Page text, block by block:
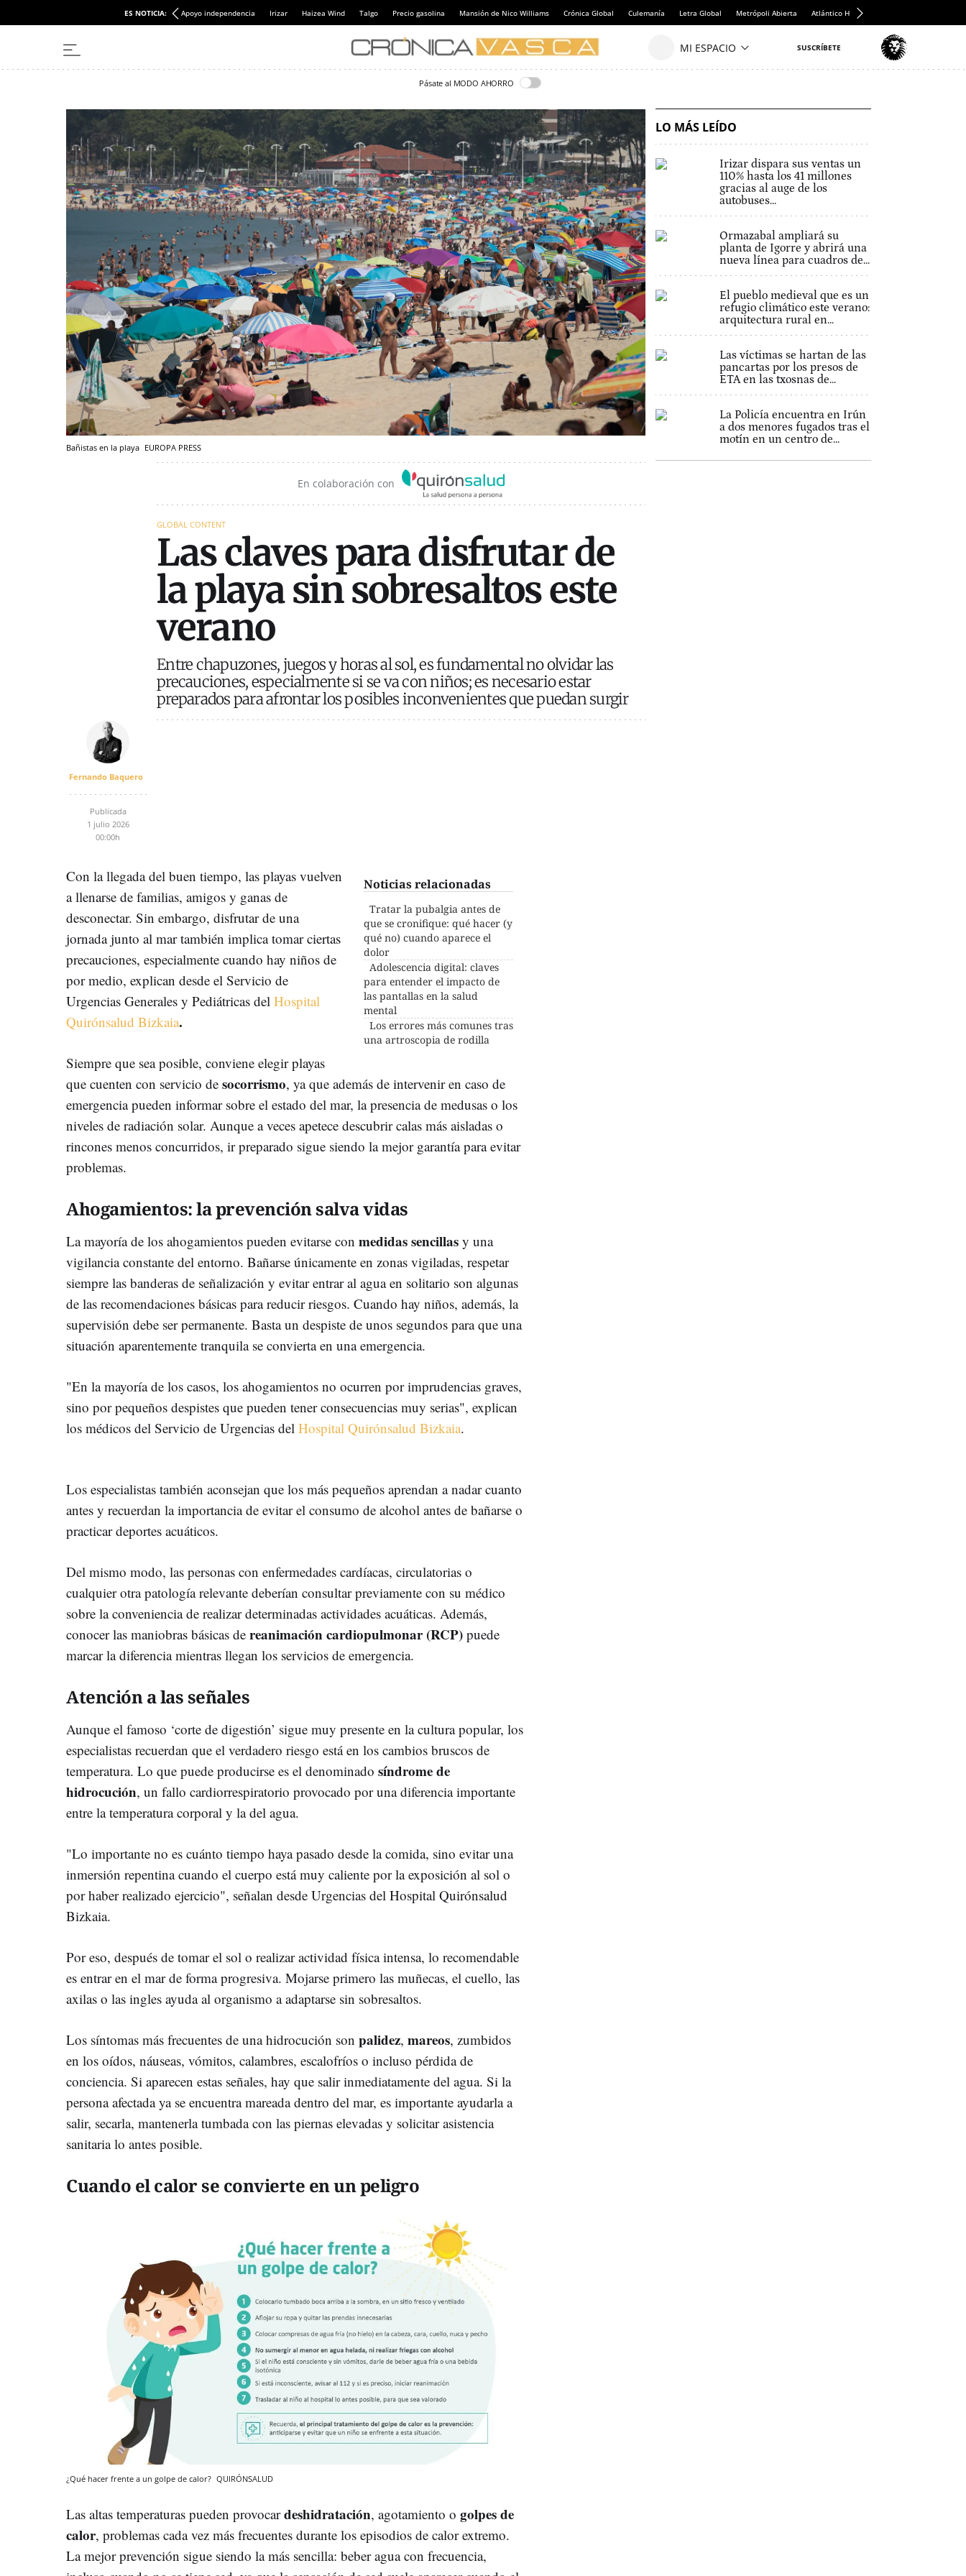
ES NOTICIA: Apoyo independencia Irizar Haizea Wind Talgo Precio gasolina Mansión de Nico Williams Crónica Global Culemanía Letra Global Metrópoli Abierta Atlántico Hoy
Pásate al MODO AHORRO
Bañistas en la playa EUROPA PRESS
En colaboración con
GLOBAL CONTENT
Las claves para disfrutar de
la playa sin sobresaltos este
verano
Entre chapuzones, juegos y horas al sol, es fundamental no olvidar las
precauciones, especialmente si se va con niños; es necesario estar
preparados para afrontar los posibles inconvenientes que puedan surgir
Fernando Baquero
Publicada
1 julio 2026
00:00h
Noticias relacionadas
Tratar la pubalgia antes de
que se cronifique: qué hacer (y
qué no) cuando aparece el
dolor
Adolescencia digital: claves
para entender el impacto de
las pantallas en la salud
mental
Los errores más comunes tras
una artroscopia de rodilla
Con la llegada del buen tiempo, las playas vuelven
a llenarse de familias, amigos y ganas de
desconectar. Sin embargo, disfrutar de una
jornada junto al mar también implica tomar ciertas
precauciones, especialmente cuando hay niños de
por medio, explican desde el Servicio de
Urgencias Generales y Pediátricas del Hospital
Quirónsalud Bizkaia.
Siempre que sea posible, conviene elegir playas
que cuenten con servicio de socorrismo, ya que además de intervenir en caso de
emergencia pueden informar sobre el estado del mar, la presencia de medusas o los
niveles de radiación solar. Aunque a veces apetece descubrir calas más aisladas o
rincones menos concurridos, ir preparado sigue siendo la mejor garantía para evitar
problemas.
Ahogamientos: la prevención salva vidas
La mayoría de los ahogamientos pueden evitarse con medidas sencillas y una
vigilancia constante del entorno. Bañarse únicamente en zonas vigiladas, respetar
siempre las banderas de señalización y evitar entrar al agua en solitario son algunas
de las recomendaciones básicas para reducir riesgos. Cuando hay niños, además, la
supervisión debe ser permanente. Basta un despiste de unos segundos para que una
situación aparentemente tranquila se convierta en una emergencia.
"En la mayoría de los casos, los ahogamientos no ocurren por imprudencias graves,
sino por pequeños despistes que pueden tener consecuencias muy serias", explican
los médicos del Servicio de Urgencias del Hospital Quirónsalud Bizkaia.
Los especialistas también aconsejan que los más pequeños aprendan a nadar cuanto
antes y recuerdan la importancia de evitar el consumo de alcohol antes de bañarse o
practicar deportes acuáticos.
Del mismo modo, las personas con enfermedades cardíacas, circulatorias o
cualquier otra patología relevante deberían consultar previamente con su médico
sobre la conveniencia de realizar determinadas actividades acuáticas. Además,
conocer las maniobras básicas de reanimación cardiopulmonar (RCP) puede
marcar la diferencia mientras llegan los servicios de emergencia.
Atención a las señales
Aunque el famoso ‘corte de digestión’ sigue muy presente en la cultura popular, los
especialistas recuerdan que el verdadero riesgo está en los cambios bruscos de
temperatura. Lo que puede producirse es el denominado síndrome de
hidrocución, un fallo cardiorrespiratorio provocado por una diferencia importante
entre la temperatura corporal y la del agua.
"Lo importante no es cuánto tiempo haya pasado desde la comida, sino evitar una
inmersión repentina cuando el cuerpo está muy caliente por la exposición al sol o
por haber realizado ejercicio", señalan desde Urgencias del Hospital Quirónsalud
Bizkaia.
Por eso, después de tomar el sol o realizar actividad física intensa, lo recomendable
es entrar en el mar de forma progresiva. Mojarse primero las muñecas, el cuello, las
axilas o las ingles ayuda al organismo a adaptarse sin sobresaltos.
Los síntomas más frecuentes de una hidrocución son palidez, mareos, zumbidos
en los oídos, náuseas, vómitos, calambres, escalofríos o incluso pérdida de
conciencia. Si aparecen estas señales, hay que salir inmediatamente del agua. Si la
persona afectada ya se encuentra mareada dentro del mar, es importante ayudarla a
salir, secarla, mantenerla tumbada con las piernas elevadas y solicitar asistencia
sanitaria lo antes posible.
Cuando el calor se convierte en un peligro
¿Qué hacer frente a un golpe de calor? QUIRÓNSALUD
Las altas temperaturas pueden provocardeshidratación, agotamiento o golpes de
calor, problemas cada vez más frecuentes durante los episodios de calor extremo.
La mejor prevención sigue siendo la más sencilla: beber agua con frecuencia,
LO MÁS LEÍDO
Irizar dispara sus ventas un
110% hasta los 41 millones
gracias al auge de los
autobuses...
Ormazabal ampliará su
planta de Igorre y abrirá una
nueva línea para cuadros de...
El pueblo medieval que es un
refugio climático este verano:
arquitectura rural en...
Las víctimas se hartan de las
pancartas por los presos de
ETA en las txosnas de...
La Policía encuentra en Irún
a dos menores fugados tras el
motín en un centro de...